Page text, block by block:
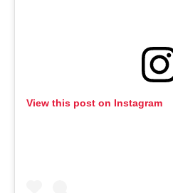
View this post on Instagram